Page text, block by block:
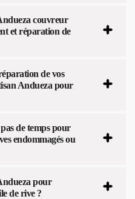
couvreur
et réparation de
de vos
Andueza pour
de temps pour
endommagés ou
pour
de rive ?